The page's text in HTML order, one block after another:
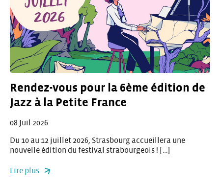
Rendez-vous pour la 6ème édition de
Jazz à la Petite France
08 Juil 2026
Du 10 au 12 juillet 2026, Strasbourg accueillera une
nouvelle édition du festival strabourgeois ! […]
Lire plus